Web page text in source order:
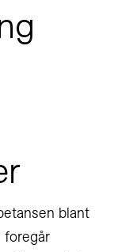
blant
foregår